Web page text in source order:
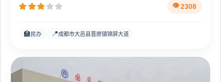
2308
🏫 民办 📍成都市大邑县晋原镇锦屏大道